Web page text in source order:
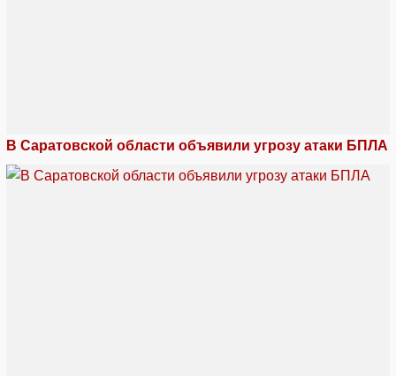
В Саратовской области объявили угрозу атаки БПЛА